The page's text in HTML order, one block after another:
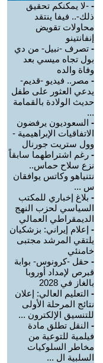
- -لا يمكنكم تحقيق
ذلك-.. فيفا ينتقد
محاولات تقويض
إنفانتينو
- تصرف -نبيل- من دي
بول تجاه ميسي بعد
وفاة والده
- مصر.. فيديو -قديم-
يدعي العثور على طفل
حديث الولادة بالقمامة
...
- السعوديون يرفضون
الاتفاقيات الإبراهيمية -
وول ستريت جورنال
- رغم اشتراطهما سابقاً
نزع سلاح حماس..
نتنياهو وكاتس يوافقان
س ...
- بلاغ إخباري للمكتب
السياسي لحزب النهج
الديمقراطي العمالي
- إعلام إيراني: بزشكيان
يلتقي المرشد مجتبى
خامنئي
- حقل -كرونوس- بوابة
قبرص لإمداد أوروبا
بالغاز في 2028
- التعليم العالي: إعلان
نتائج المرحلة الأولى
للتنسيق الإلكترون ...
- النقل تطلق مادة
فيلمية للتوعية من
مخاطر السلوكيات
السلبية ال ...